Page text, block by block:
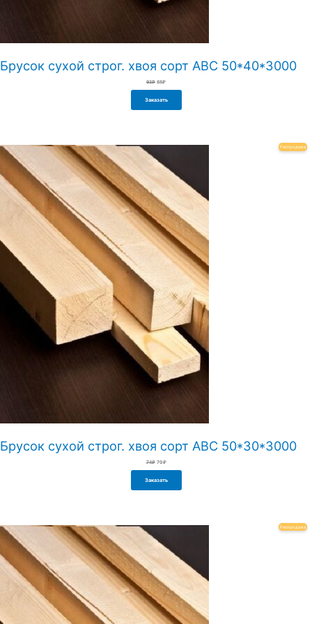
Брусок сухой строг. хвоя сорт АВС 50*40*3000
93₽ Первоначальная
составляла
93₽.
88₽Текущая
Заказать
Распродажа
Брусок сухой строг. хвоя сорт АВС 50*30*3000
74₽ Первоначальная
составляла
74₽.
70₽Текущая
Заказать
Распродажа